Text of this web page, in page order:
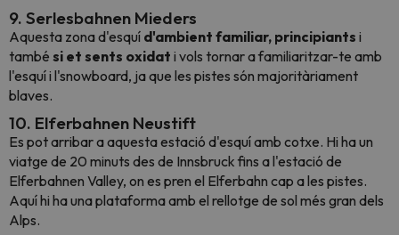
9. Serlesbahnen Mieders
Aquesta zona d'esquí d'ambient familiar, principiants i
també si et sents oxidat i vols tornar a familiaritzar-te amb
l'esquí i l'snowboard, ja que les pistes són majoritàriament
blaves.
10. Elferbahnen Neustift
Es pot arribar a aquesta estació d'esquí amb cotxe. Hi ha un
viatge de 20 minuts des de Innsbruck fins a l'estació de
Elferbahnen Valley, on es pren el Elferbahn cap a les pistes.
Aquí hi ha una plataforma amb el rellotge de sol més gran dels
Alps.